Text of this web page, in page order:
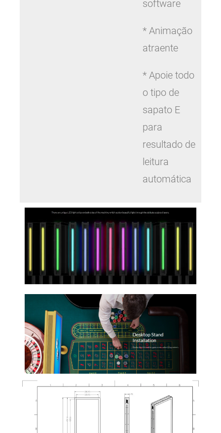
software
* Animação
atraente
* Apoie todo
o tipo de
sapato E
para
resultado de
leitura
automática